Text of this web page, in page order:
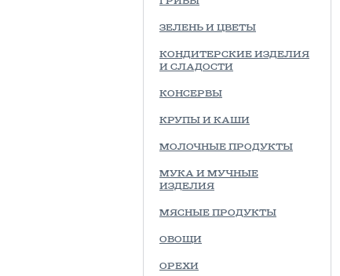
ЗЕЛЕНЬ И ЦВЕТЫ
КОНДИТЕРСКИЕ ИЗДЕЛИЯ
И СЛАДОСТИ
КОНСЕРВЫ
КРУПЫ И КАШИ
МОЛОЧНЫЕ ПРОДУКТЫ
МУКА И МУЧНЫЕ
ИЗДЕЛИЯ
МЯСНЫЕ ПРОДУКТЫ
ОВОЩИ
ОРЕХИ